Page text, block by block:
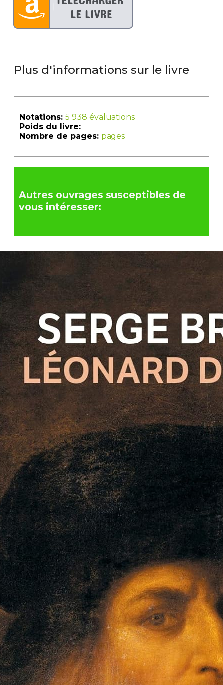
Plus d'informations sur le livre
Notations: 5 938 évaluations
Poids du livre:
Nombre de pages: pages
Autres ouvrages susceptibles de
vous intéresser:
Adulte Mandala Anti stress: Cahier
60 Mandalas Animaux, Mystère, Fleurs,
a colorier avec des feutres ou des
pour la Relaxation !